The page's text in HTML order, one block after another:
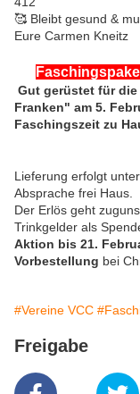
🥰 Bleibt gesund &
Eure Carmen Kneitz
Gut gerüstet für
Franken" am 5.
Faschingszeit zu
Lieferung erfolgt
Absprache frei Haus.
Der Erlös geht
Trinkgelder als
Aktion bis 21.
Vorbestellung bei
#Vereine VCC
Freigabe